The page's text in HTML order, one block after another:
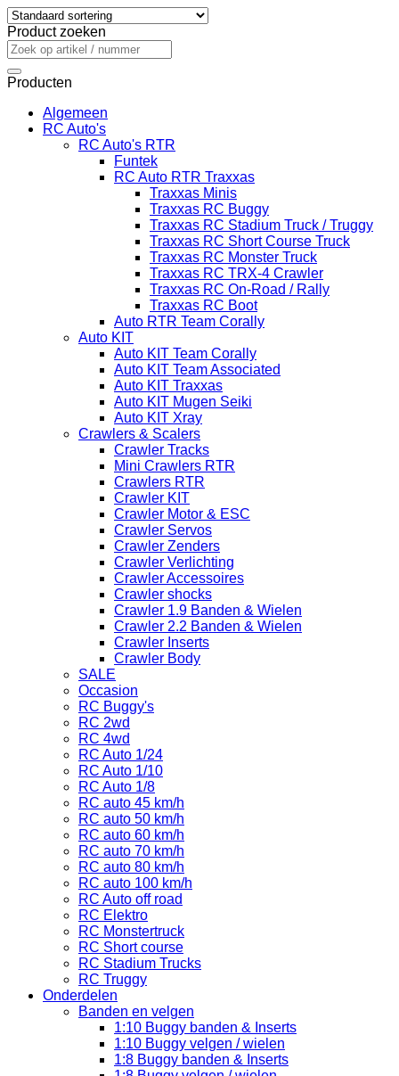
Product zoeken
Zoeken
naar:
Producten
Algemeen
RC Auto's
RC Auto's RTR
Funtek
RC Auto RTR Traxxas
Traxxas Minis
Traxxas RC Buggy
Traxxas RC Stadium Truck / Truggy
Traxxas RC Short Course Truck
Traxxas RC Monster Truck
Traxxas RC TRX-4 Crawler
Traxxas RC On-Road / Rally
Traxxas RC Boot
Auto RTR Team Corally
Auto KIT
Auto KIT Team Corally
Auto KIT Team Associated
Auto KIT Traxxas
Auto KIT Mugen Seiki
Auto KIT Xray
Crawlers & Scalers
Crawler Tracks
Mini Crawlers RTR
Crawlers RTR
Crawler KIT
Crawler Motor & ESC
Crawler Servos
Crawler Zenders
Crawler Verlichting
Crawler Accessoires
Crawler shocks
Crawler 1.9 Banden & Wielen
Crawler 2.2 Banden & Wielen
Crawler Inserts
Crawler Body
SALE
Occasion
RC Buggy's
RC 2wd
RC 4wd
RC Auto 1/24
RC Auto 1/10
RC Auto 1/8
RC auto 45 km/h
RC auto 50 km/h
RC auto 60 km/h
RC auto 70 km/h
RC auto 80 km/h
RC auto 100 km/h
RC Auto off road
RC Elektro
RC Monstertruck
RC Short course
RC Stadium Trucks
RC Truggy
Onderdelen
Banden en velgen
1:10 Buggy banden & Inserts
1:10 Buggy velgen / wielen
1:8 Buggy banden & Inserts